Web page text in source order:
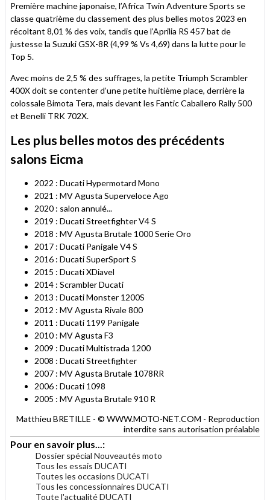
Première machine japonaise, l’Africa Twin Adventure Sports se
classe quatrième du classement des plus belles motos 2023 en
récoltant 8,01 % des voix, tandis que l’Aprilia RS 457 bat de
justesse la Suzuki GSX-8R (4,99 % Vs 4,69) dans la lutte pour le
Top 5.
Avec moins de 2,5 % des suffrages, la petite Triumph Scrambler
400X doit se contenter d’une petite huitième place, derrière la
colossale Bimota Tera, mais devant les Fantic Caballero Rally 500
et Benelli TRK 702X.
Les plus belles motos des précédents
salons Eicma
2022 : Ducati Hypermotard Mono
2021 : MV Agusta Superveloce Ago
2020 : salon annulé...
2019 : Ducati Streetfighter V4 S
2018 : MV Agusta Brutale 1000 Serie Oro
2017 : Ducati Panigale V4 S
2016 : Ducati SuperSport S
2015 : Ducati XDiavel
2014 : Scrambler Ducati
2013 : Ducati Monster 1200S
2012 : MV Agusta Rivale 800
2011 : Ducati 1199 Panigale
2010 : MV Agusta F3
2009 : Ducati Multistrada 1200
2008 : Ducati Streetfighter
2007 : MV Agusta Brutale 1078RR
2006 : Ducati 1098
2005 : MV Agusta Brutale 910 R
Matthieu BRETILLE - © WWW.MOTO-NET.COM - Reproduction
interdite sans autorisation préalable
Pour en savoir plus...:
Dossier spécial Nouveautés moto
Tous les essais DUCATI
Toutes les occasions DUCATI
Tous les concessionnaires DUCATI
Toute l'actualité DUCATI